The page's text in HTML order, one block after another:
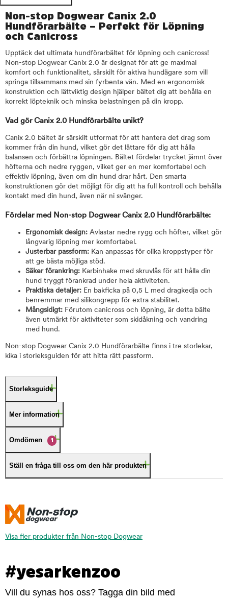
Non-stop Dogwear Canix 2.0
Hundförarbälte – Perfekt för Löpning
och Canicross
Upptäck det ultimata hundförarbältet för löpning och canicross!
Non-stop Dogwear Canix 2.0 är designat för att ge maximal
komfort och funktionalitet, särskilt för aktiva hundägare som vill
springa tillsammans med sin fyrbenta vän. Med en ergonomisk
konstruktion och lättviktig design hjälper bältet dig att behålla en
korrekt löpteknik och minska belastningen på din kropp.
Vad gör Canix 2.0 Hundförarbälte unikt?
Canix 2.0 bältet är särskilt utformat för att hantera det drag som
kommer från din hund, vilket gör det lättare för dig att hålla
balansen och förbättra löpningen. Bältet fördelar trycket jämnt över
höfterna och nedre ryggen, vilket ger en mer komfortabel och
effektiv löpning, även om din hund drar hårt. Den smarta
konstruktionen gör det möjligt för dig att ha full kontroll och behålla
kontakt med din hund, även när ni svänger.
Fördelar med Non-stop Dogwear Canix 2.0 Hundförarbälte:
Ergonomisk design: Avlastar nedre rygg och höfter, vilket gör
långvarig löpning mer komfortabel.
Justerbar passform: Kan anpassas för olika kroppstyper för
att ge bästa möjliga stöd.
Säker förankring: Karbinhake med skruvlås för att hålla din
hund tryggt förankrad under hela aktiviteten.
Praktiska detaljer: En bakficka på 0,5 L med dragkedja och
benremmar med silikongrepp för extra stabilitet.
Mångsidigt: Förutom canicross och löpning, är detta bälte
även utmärkt för aktiviteter som skidåkning och vandring
med hund.
Non-stop Dogwear Canix 2.0 Hundförarbälte finns i tre storlekar,
kika i storleksguiden för att hitta rätt passform.
Storleksguide
Mer information
Omdömen 1
Ställ en fråga till oss om den här produkten
Visa fler produkter från Non-stop Dogwear
#yesarkenzoo
Vill du synas hos oss? Tagga din bild med